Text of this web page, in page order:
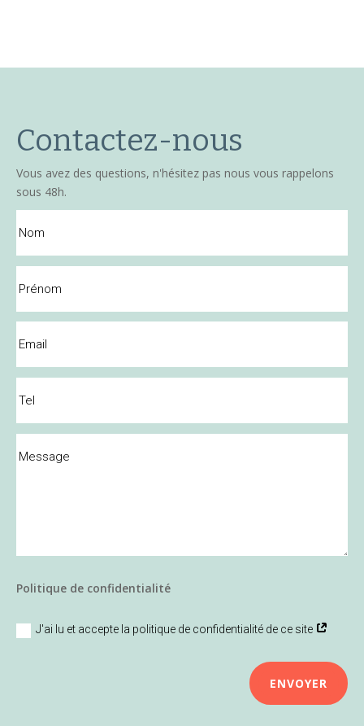
Contactez-nous
Vous avez des questions, n'hésitez pas nous vous rappelons
sous 48h.
Politique de confidentialité
J'ai lu et accepte la politique de confidentialité de ce site
ENVOYER